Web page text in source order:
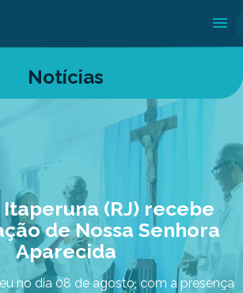
Notícias
(RJ) recebe
de Nossa Senhora
Aparecida
no dia 08 de agosto, com a presença